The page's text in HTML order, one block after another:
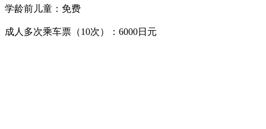
学龄前儿童：免费
成人多次乘车票（10次）：6000日元